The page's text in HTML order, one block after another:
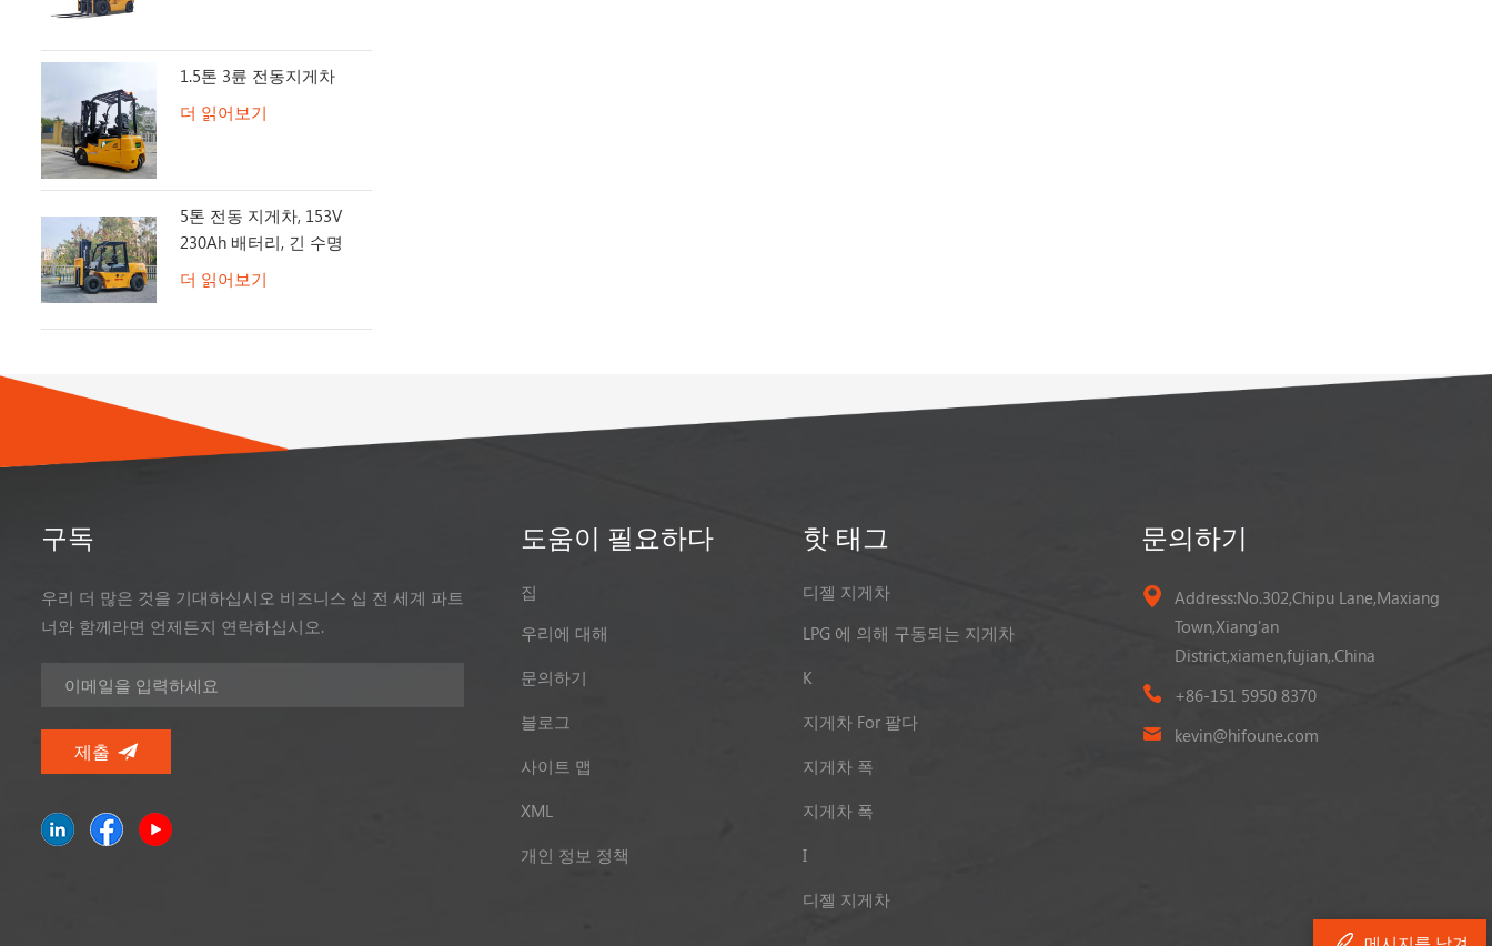
1.5톤 3륜 전동지게차
더 읽어보기
5톤 전동 지게차, 153V
230Ah 배터리, 긴 수명
더 읽어보기
구독
우리 더 많은 것을 기대하십시오 비즈니스 십 전 세계 파트
너와 함께라면 언제든지 연락하십시오.
도움이 필요하다
집
우리에 대해
문의하기
블로그
사이트 맵
XML
개인 정보 정책
핫 태그
디젤 지게차
LPG 에 의해 구동되는 지게차
K
지게차 For 팔다
지게차 폭
지게차 폭
I
디젤 지게차
문의하기
Address:No.302,Chipu Lane,Maxiang
Town,Xiang'an
District,xiamen,fujian,.China
+86-151 5950 8370
kevin@hifoune.com